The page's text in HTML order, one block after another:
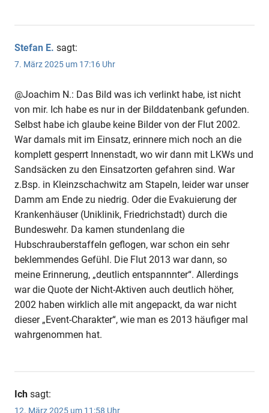
Stefan E. sagt:
7. März 2025 um 17:16 Uhr
@Joachim N.: Das Bild was ich verlinkt habe, ist nicht
von mir. Ich habe es nur in der Bilddatenbank gefunden.
Selbst habe ich glaube keine Bilder von der Flut 2002.
War damals mit im Einsatz, erinnere mich noch an die
komplett gesperrt Innenstadt, wo wir dann mit LKWs und
Sandsäcken zu den Einsatzorten gefahren sind. War
z.Bsp. in Kleinzschachwitz am Stapeln, leider war unser
Damm am Ende zu niedrig. Oder die Evakuierung der
Krankenhäuser (Uniklinik, Friedrichstadt) durch die
Bundeswehr. Da kamen stundenlang die
Hubschrauberstaffeln geflogen, war schon ein sehr
beklemmendes Gefühl. Die Flut 2013 war dann, so
meine Erinnerung, „deutlich entspannnter“. Allerdings
war die Quote der Nicht-Aktiven auch deutlich höher,
2002 haben wirklich alle mit angepackt, da war nicht
dieser „Event-Charakter“, wie man es 2013 häufiger mal
wahrgenommen hat.
Ich sagt:
12. März 2025 um 11:58 Uhr